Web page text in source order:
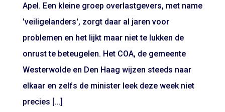
Apel. Een kleine groep overlastgevers, met name
'veiligelanders', zorgt daar al jaren voor
problemen en het lijkt maar niet te lukken de
onrust te beteugelen. Het COA, de gemeente
Westerwolde en Den Haag wijzen steeds naar
elkaar en zelfs de minister leek deze week niet
precies […]